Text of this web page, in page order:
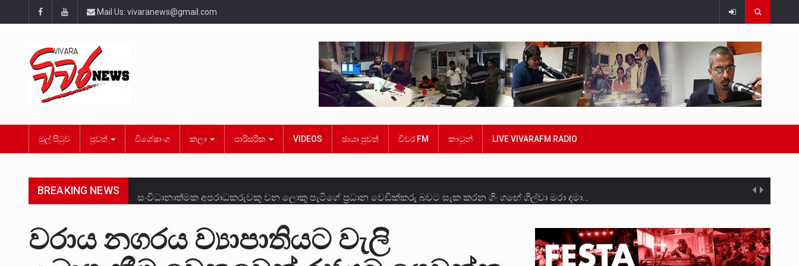
Mail Us: vivaranews@gmail.com
මුල් පිටුව පුවත් විශේෂාංග කලා පාරිසරික VIDEOS ඡායා පුවත් විවර FM කාටූන් LIVE VIVARAFM RADIO
BREAKING NEWS සංවිධානාත්මක අපරාධකරුවකු වන ලොකු පැටිගේ ප්‍රධාන වෙඩික්කරු බවට සැක කරන ගිං ගඟේ ගිල්වා මරා දමා…
බන්ධනාගාර රැදවියන් 1,021 දෙනෙකු ඉකුත් වසර පහක කාලය තුලදී (2020 ජනවාරි 01 සිට 2025 දෙසැම්බර්…
වරාය නගරය ව්‍යාපාතියට වැලි